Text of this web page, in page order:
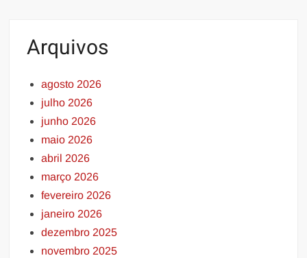
Arquivos
agosto 2026
julho 2026
junho 2026
maio 2026
abril 2026
março 2026
fevereiro 2026
janeiro 2026
dezembro 2025
novembro 2025